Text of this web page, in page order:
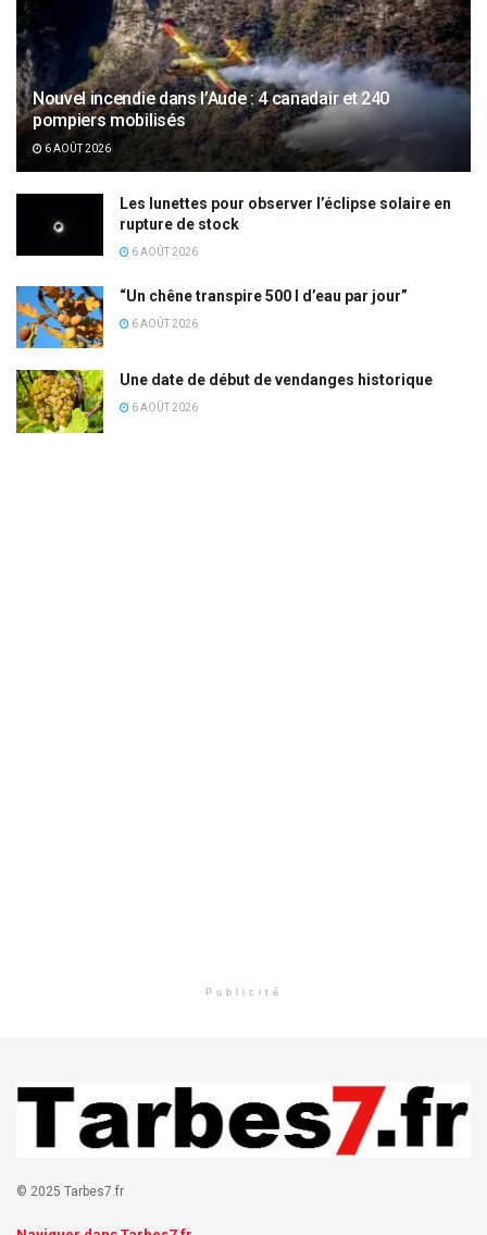
Nouvel incendie dans l’Aude : 4 canadair et 240
pompiers mobilisés
6 AOÛT 2026
Les lunettes pour observer l’éclipse solaire en
rupture de stock
6 AOÛT 2026
“Un chêne transpire 500 l d’eau par jour”
6 AOÛT 2026
Une date de début de vendanges historique
6 AOÛT 2026
Publicité
© 2025 Tarbes7.fr